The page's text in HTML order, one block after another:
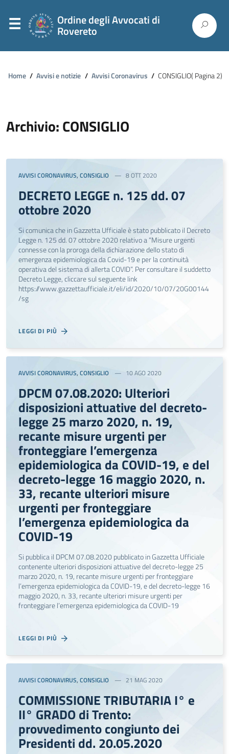
Ordine degli Avvocati di
Rovereto
Home / Avvisi e notizie / Avvisi Coronavirus / CONSIGLIO( Pagina 2)
Archivio: CONSIGLIO
AVVISI CORONAVIRUS, CONSIGLIO 8 OTT 2020
DECRETO LEGGE n. 125 dd. 07
ottobre 2020
Si comunica che in Gazzetta Ufficiale è stato pubblicato il Decreto
Legge n. 125 dd. 07 ottobre 2020 relativo a “Misure urgenti
connesse con la proroga della dichiarazione dello stato di
emergenza epidemiologica da Covid-19 e per la continuità
operativa del sistema di allerta COVID”. Per consultare il suddetto
Decreto Legge, cliccare sul seguente link
https://www.gazzettaufficiale.it/eli/id/2020/10/07/20G00144
/sg
LEGGI DI PIÙ
AVVISI CORONAVIRUS, CONSIGLIO 10 AGO 2020
DPCM 07.08.2020: Ulteriori
disposizioni attuative del decreto-
legge 25 marzo 2020, n. 19,
recante misure urgenti per
fronteggiare l’emergenza
epidemiologica da COVID-19, e del
decreto-legge 16 maggio 2020, n.
33, recante ulteriori misure
urgenti per fronteggiare
l’emergenza epidemiologica da
COVID-19
Si pubblica il DPCM 07.08.2020 pubblicato in Gazzetta Ufficiale
contenente ulteriori disposizioni attuative del decreto-legge 25
marzo 2020, n. 19, recante misure urgenti per fronteggiare
l’emergenza epidemiologica da COVID-19, e del decreto-legge 16
maggio 2020, n. 33, recante ulteriori misure urgenti per
fronteggiare l’emergenza epidemiologica da COVID-19
LEGGI DI PIÙ
AVVISI CORONAVIRUS, CONSIGLIO 21 MAG 2020
COMMISSIONE TRIBUTARIA I° e
II° GRADO di Trento:
provvedimento congiunto dei
Presidenti dd. 20.05.2020